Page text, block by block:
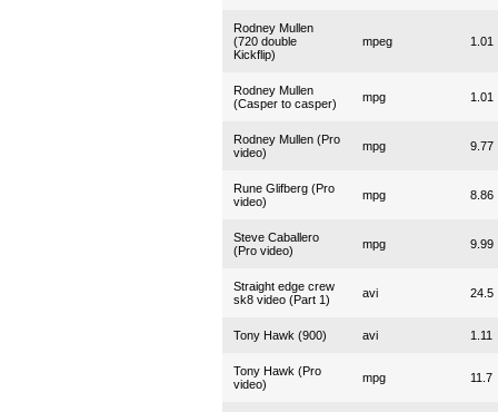
Rodney Mullen
(720 double
Kickflip)
mpeg 1.01
Rodney Mullen
(Casper to casper)
mpg 1.01
Rodney Mullen (Pro
video)
mpg 9.77
Rune Glifberg (Pro
video)
mpg 8.86
Steve Caballero
(Pro video)
mpg 9.99
Straight edge crew
sk8 video (Part 1)
avi 24.5
Tony Hawk (900) avi 1.11
Tony Hawk (Pro
video)
mpg 11.7